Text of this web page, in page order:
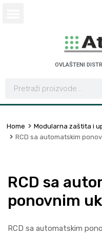
OVLAŠTENI
Home Modularna zaštita i
RCD sa automatskim
RCD sa
ponovnim
RCD sa automatskim